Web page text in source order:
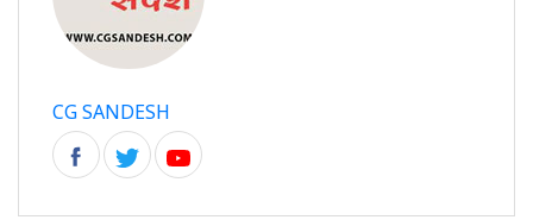
CG SANDESH